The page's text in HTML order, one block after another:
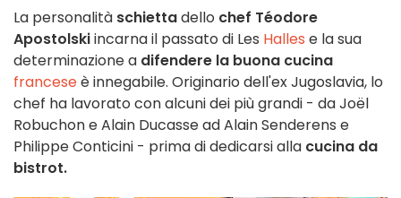
La personalità schiettadello chef Téodore
Apostolskiincarna il passato di Les Halles e la sua
determinazione a difendere la buona cucina
franceseè innegabile. Originario dell'ex Jugoslavia, lo
chef ha lavorato con alcuni dei più grandi - da Joël
Robuchon e Alain Ducasse ad Alain Senderens e
Philippe Conticini - prima di dedicarsi alla cucina da
bistrot.